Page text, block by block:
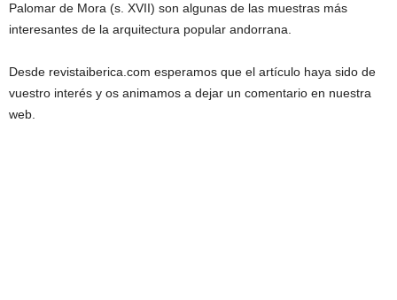
Palomar de Mora (s. XVII) son algunas de las muestras más
interesantes de la arquitectura popular andorrana.
Desde revistaiberica.com esperamos que el artículo haya sido de
vuestro interés y os animamos a dejar un comentario en nuestra
web.